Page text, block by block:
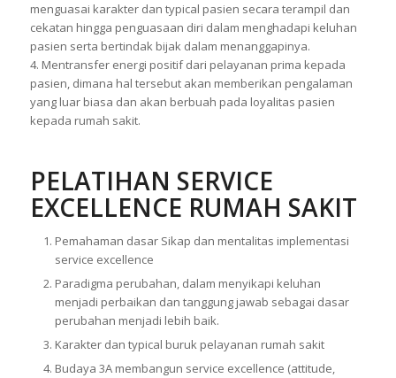
menguasai karakter dan typical pasien secara terampil dan
cekatan hingga penguasaan diri dalam menghadapi keluhan
pasien serta bertindak bijak dalam menanggapinya.
4. Mentransfer energi positif dari pelayanan prima kepada
pasien, dimana hal tersebut akan memberikan pengalaman
yang luar biasa dan akan berbuah pada loyalitas pasien
kepada rumah sakit.
PELATIHAN SERVICE
EXCELLENCE RUMAH SAKIT
Pemahaman dasar Sikap dan mentalitas implementasi
service excellence
Paradigma perubahan, dalam menyikapi keluhan
menjadi perbaikan dan tanggung jawab sebagai dasar
perubahan menjadi lebih baik.
Karakter dan typical buruk pelayanan rumah sakit
Budaya 3A membangun service excellence (attitude,